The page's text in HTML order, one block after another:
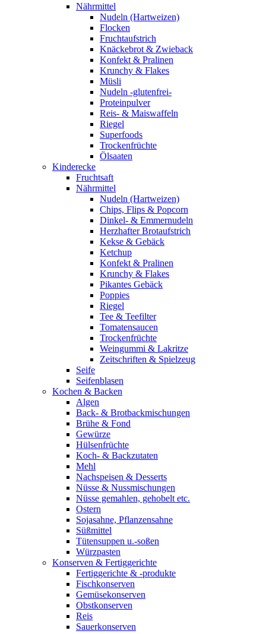
Nährmittel
Nudeln (Hartweizen)
Flocken
Fruchtaufstrich
Knäckebrot & Zwieback
Konfekt & Pralinen
Krunchy & Flakes
Müsli
Nudeln -glutenfrei-
Proteinpulver
Reis- & Maiswaffeln
Riegel
Superfoods
Trockenfrüchte
Ölsaaten
Kinderecke
Fruchtsaft
Nährmittel
Nudeln (Hartweizen)
Chips, Flips & Popcorn
Dinkel- & Emmernudeln
Herzhafter Brotaufstrich
Kekse & Gebäck
Ketchup
Konfekt & Pralinen
Krunchy & Flakes
Pikantes Gebäck
Poppies
Riegel
Tee & Teefilter
Tomatensaucen
Trockenfrüchte
Weingummi & Lakritze
Zeitschriften & Spielzeug
Seife
Seifenblasen
Kochen & Backen
Algen
Back- & Brotbackmischungen
Brühe & Fond
Gewürze
Hülsenfrüchte
Koch- & Backzutaten
Mehl
Nachspeisen & Desserts
Nüsse & Nussmischungen
Nüsse gemahlen, gehobelt etc.
Ostern
Sojasahne, Pflanzensahne
Süßmittel
Tütensuppen u.-soßen
Würzpasten
Konserven & Fertiggerichte
Fertiggerichte & -produkte
Fischkonserven
Gemüsekonserven
Obstkonserven
Reis
Sauerkonserven